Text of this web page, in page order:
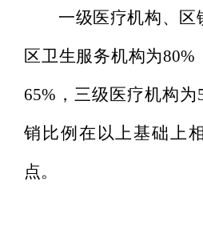
一级医疗机构、区
区卫生服务机构为80%
65%，三级医疗机构为
销比例在以上基础上
点。